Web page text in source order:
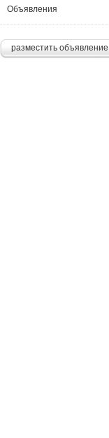
Объявления
разместить объявление